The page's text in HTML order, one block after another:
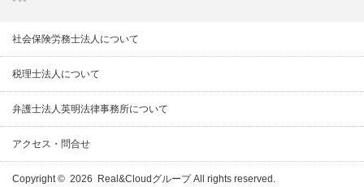
社会保険労務士法人について
税理士法人について
弁護士法人英明法律事務所について
アクセス・問合せ
Copyright © 2026 Real&CloudグループAll rights reserved.